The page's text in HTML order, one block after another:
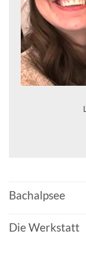
Bachalpsee
Die Werkstatt